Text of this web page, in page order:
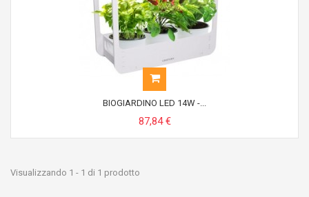
BIOGIARDINO LED 14W -...
87,84 €
Visualizzando 1 - 1 di 1 prodotto